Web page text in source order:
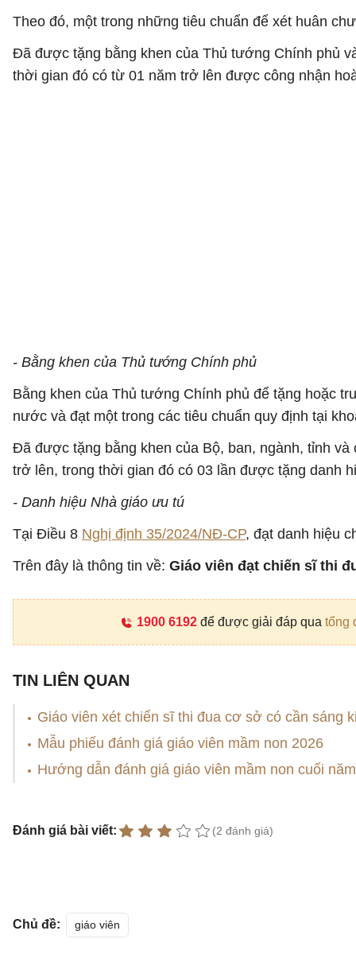
Theo đó, một trong những tiêu chuẩn để xét huân
Đã được tặng bằng khen của Thủ tướng Chính phủ
thời gian đó có từ 01 năm trở lên được công nhận
- Bằng khen của Thủ tướng Chính phủ
Bằng khen của Thủ tướng Chính phủ để tặng hoặc
nước và đạt một trong các tiêu chuẩn quy định tại
Đã được tặng bằng khen của Bộ, ban, ngành, tỉnh
trở lên, trong thời gian đó có 03 lần được tặng danh
- Danh hiệu Nhà giáo ưu tú
Tại Điều 8 Nghị định 35/2024/NĐ-CP, đạt danh hiệu
Trên đây là thông tin về: Giáo viên đạt chiến sĩ thi
1900 6192để được giải đáp qua tổng
TIN LIÊN QUAN
Giáo viên xét chiến sĩ thi đua cơ sở có cần sáng
Mẫu phiếu đánh giá giáo viên mầm non 2026
Hướng dẫn đánh giá giáo viên mầm non cuối năm
Đánh giá bài viết: (2 đánh giá)
Chủ đề: giáo viên